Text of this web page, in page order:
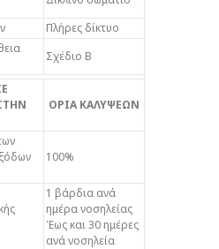
Πλήρες δίκτυο
Σχέδιο Β
ΟΡΙΑ ΚΑΛΥΨΕΩΝ
100%
1 βάρδια ανά
ημέρα νοσηλείας
Έως και 30 ημέρες
ανά νοσηλεία